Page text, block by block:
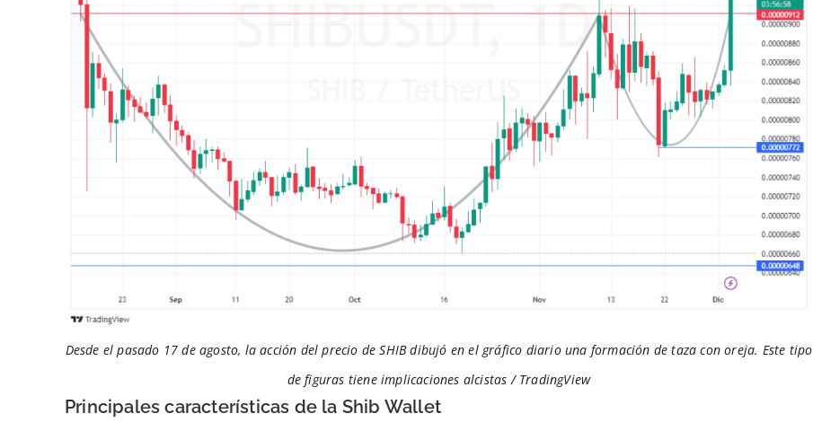
Desde el pasado 17 de agosto, la acción del precio de SHIB dibujó en el gráfico diario una formación de taza con oreja. Este tipo
de figuras tiene implicaciones alcistas / TradingView
Principales características de la Shib Wallet